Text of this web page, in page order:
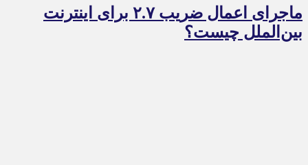
ماجرای اعمال ضریب ۲.۷ برای اینترنت
بین‌الملل چیست؟